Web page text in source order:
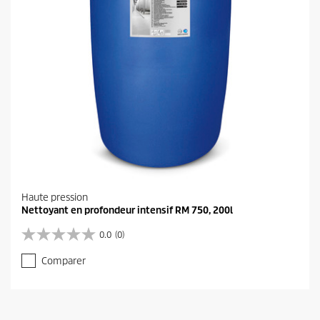
Haute pression
Nettoyant en profondeur intensif RM 750, 200l
0.0 (0)
0
.
0
Comparer